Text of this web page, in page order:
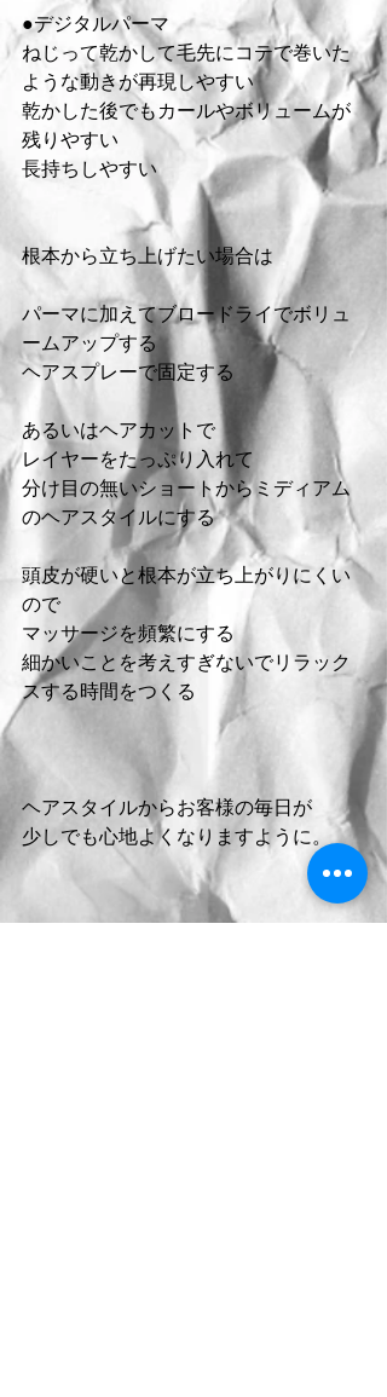
●デジタルパーマ
ねじって乾かして毛先にコテで巻いた
ような動きが再現しやすい
乾かした後でもカールやボリュームが
残りやすい
長持ちしやすい
根本から立ち上げたい場合は
パーマに加えてブロードライでボリュ
ームアップする
ヘアスプレーで固定する
あるいはヘアカットで
レイヤーをたっぷり入れて
分け目の無いショートからミディアム
のヘアスタイルにする
頭皮が硬いと根本が立ち上がりにくい
ので
マッサージを頻繁にする
細かいことを考えすぎないでリラック
スする時間をつくる
ヘアスタイルからお客様の毎日が
少しでも心地よくなりますように。